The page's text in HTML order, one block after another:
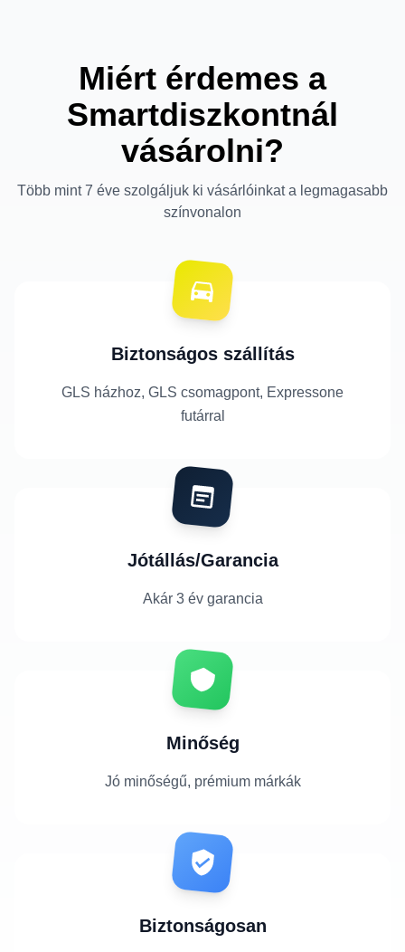
Miért érdemes a
Smartdiszkontnál
vásárolni?
Több mint 7 éve szolgáljuk ki vásárlóinkat a legmagasabb
színvonalon
Biztonságos szállítás
GLS házhoz, GLS csomagpont, Expressone
futárral
Jótállás/Garancia
Akár 3 év garancia
Minőség
Jó minőségű, prémium márkák
Biztonságosan